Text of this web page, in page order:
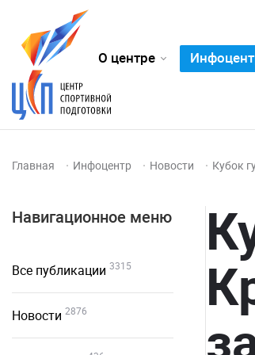
О центре
Главная Инфоцентр Новости Кубок
Навигационное меню
Все публикации 3315
Новости 2876